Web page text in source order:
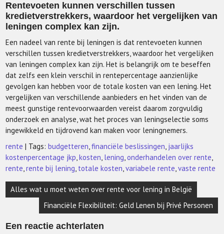
Rentevoeten kunnen verschillen tussen
kredietverstrekkers, waardoor het vergelijken van
leningen complex kan zijn.
Een nadeel van rente bij leningen is dat rentevoeten kunnen
verschillen tussen kredietverstrekkers, waardoor het vergelijken
van leningen complex kan zijn. Het is belangrijk om te beseffen
dat zelfs een klein verschil in rentepercentage aanzienlijke
gevolgen kan hebben voor de totale kosten van een lening. Het
vergelijken van verschillende aanbieders en het vinden van de
meest gunstige rentevoorwaarden vereist daarom zorgvuldig
onderzoek en analyse, wat het proces van leningselectie soms
ingewikkeld en tijdrovend kan maken voor leningnemers.
rente | Tags:budgetteren,financiële beslissingen, jaarlijks
kostenpercentage jkp,kosten, lening,onderhandelen over rente,
rente,rente bij lening, totale kosten,variabele rente,vaste rente
Berichtnavigatie
Alles wat u moet weten over rente voor lening in België
Financiële Flexibiliteit: Geld Lenen bij Privé Personen
Een reactie achterlaten